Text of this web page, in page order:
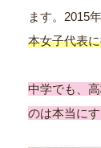
ます。2015
本女子代表
中学でも、
のは本当に